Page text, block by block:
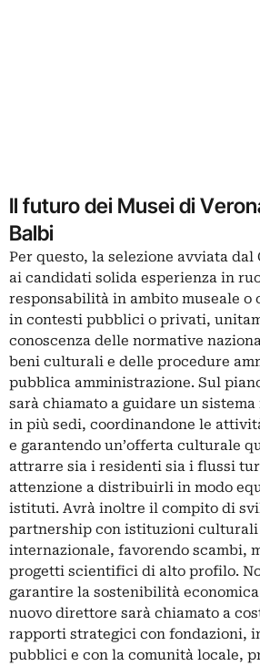
Il futuro dei Musei di
Balbi
Per questo, la selezione avviata
ai candidati solida esperienza in
responsabilità in ambito museale
in contesti pubblici o privati,
conoscenza delle normative
beni culturali e delle procedure
pubblica amministrazione. Sul
sarà chiamato a guidare un
in più sedi, coordinandone le
e garantendo un’offerta culturale
attrarre sia i residenti sia i flussi
attenzione a distribuirli in modo
istituti. Avrà inoltre il compito di
partnership con istituzioni
internazionale, favorendo scambi,
progetti scientifici di alto profilo.
garantire la sostenibilità
nuovo direttore sarà chiamato a
rapporti strategici con fondazioni,
pubblici e con la comunità locale,